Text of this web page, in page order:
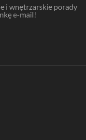
i wnętrzarskie porady
e-mail!